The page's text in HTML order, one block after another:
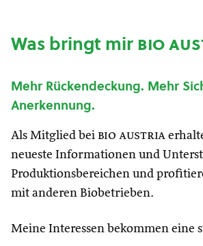
Was bringt mirbio
Mehr Rückendeckung. Mehr
Anerkennung.
Als Mitglied bei bio austria
neueste Informationen und
Produktionsbereichen und
mit anderen Biobetrieben.
Meine Interessen bekommen eine